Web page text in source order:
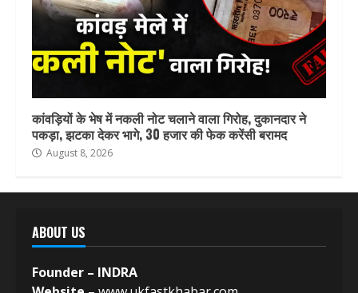
कांवड़ियों के भेष में नकली नोट चलाने वाला गिरोह, दुकानदार ने
पकड़ा, झटका देकर भागे, 30 हजार की फेक करेंसी बरामद
August 8, 2026
ABOUT US
Founder – INDRA